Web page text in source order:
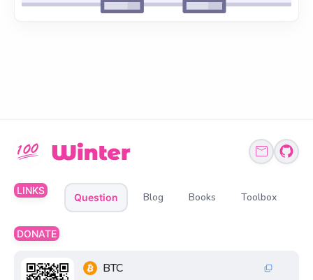
LINKS
Question Blog Books Toolbox
DONATE
BTC